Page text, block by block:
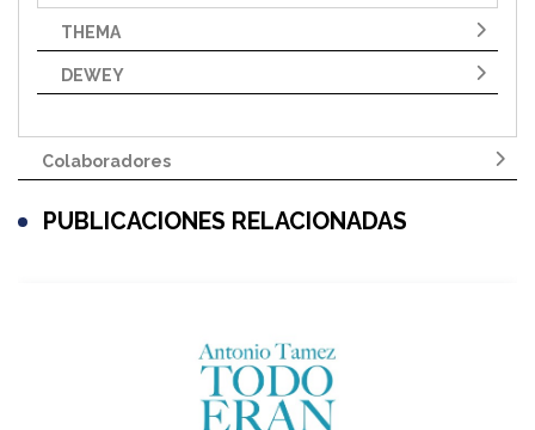
THEMA
DEWEY
Colaboradores
PUBLICACIONES RELACIONADAS